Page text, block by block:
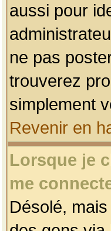
aussi pour
ne pas
trouverez
simplement
Revenir en
Lorsque je
me
Désolé,